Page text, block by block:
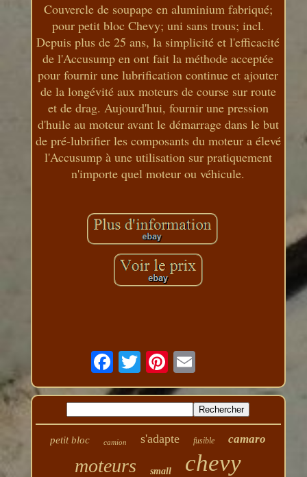
Couvercle de soupape en aluminium fabriqué;
pour petit bloc Chevy; uni sans trous; incl.
Depuis plus de 25 ans, la simplicité et l'efficacité
de l'Accusump en ont fait la méthode acceptée
pour fournir une lubrification continue et ajouter
de la longévité aux moteurs de course sur route
et de drag. Aujourd'hui, fournir une pression
d'huile au moteur avant le démarrage dans le but
de pré-lubrifier les composants du moteur a élevé
l'Accusump à une utilisation sur pratiquement
n'importe quel moteur ou véhicule.
petit bloc camion s'adapte fusible camaro
moteurs small chevy